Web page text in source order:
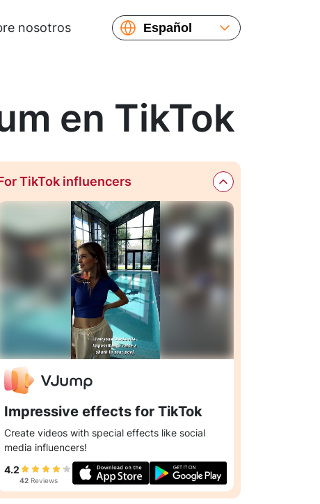
nosotros
Español
en TikTok
TikTok influencers
Impressive effects for TikTok
Create videos with special effects like social
media influencers!
4.2
42Reviews